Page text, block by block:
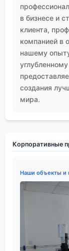
в бизнесе и
клиента,
компанией в
нашему
создания
мира.
Корпоративные
Наши объекты и